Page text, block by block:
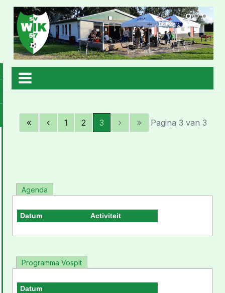
1 2 3 Pagina 3 van 3
Agenda
Datum Activiteit
Programma Vospit
Datum